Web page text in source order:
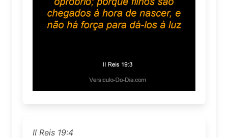
II Reis 19:4